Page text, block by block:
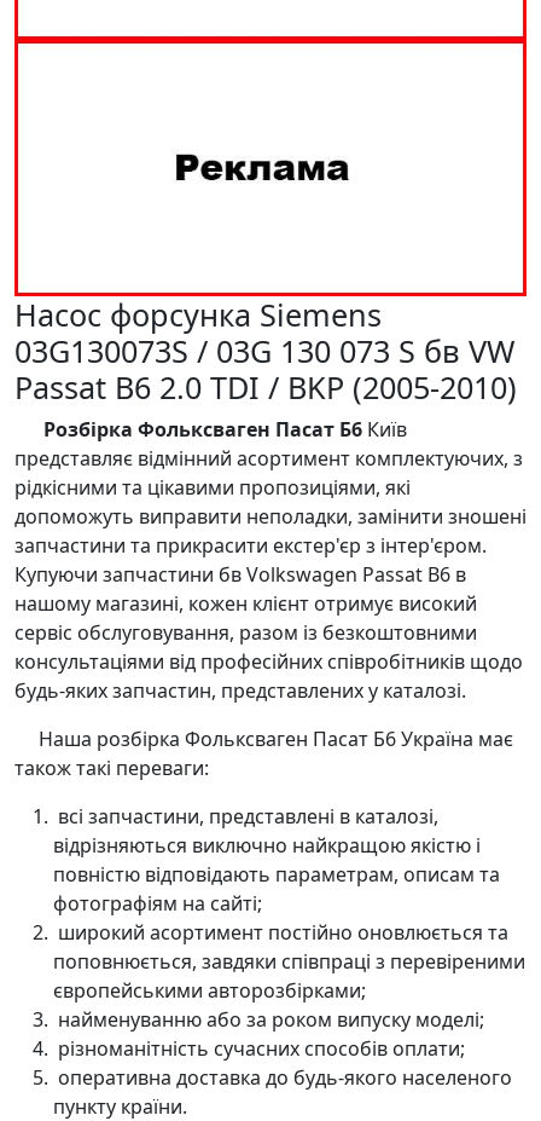
Насос форсунка Siemens
03G130073S / 03G 130 073 S бв VW
Passat B6 2.0 TDI / BKP (2005-2010)
Розбірка Фольксваген Пасат Б6 Київ
представляє відмінний асортимент комплектуючих, з
рідкісними та цікавими пропозиціями, які
допоможуть виправити неполадки, замінити зношені
запчастини та прикрасити екстер'єр з інтер'єром.
Купуючи запчастини бв Volkswagen Passat B6 в
нашому магазині, кожен клієнт отримує високий
сервіс обслуговування, разом із безкоштовними
консультаціями від професійних співробітників щодо
будь-яких запчастин, представлених у каталозі.
Наша розбірка Фольксваген Пасат Б6 Україна має
також такі переваги:
всі запчастини, представлені в каталозі,
відрізняються виключно найкращою якістю і
повністю відповідають параметрам, описам та
фотографіям на сайті;
широкий асортимент постійно оновлюється та
поповнюється, завдяки співпраці з перевіреними
європейськими авторозбірками;
найменуванню або за роком випуску моделі;
різноманітність сучасних способів оплати;
оперативна доставка до будь-якого населеного
пункту країни.